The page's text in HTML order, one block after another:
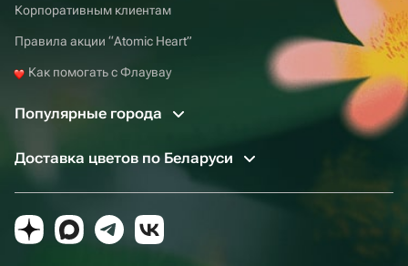
Корпоративным клиентам
Правила акции “Atomic Heart”
Как помогать с Флаувау
Популярные города
Доставка цветов по Беларуси